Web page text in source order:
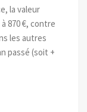
la valeur
870 €, contre
les autres
passé (soit +